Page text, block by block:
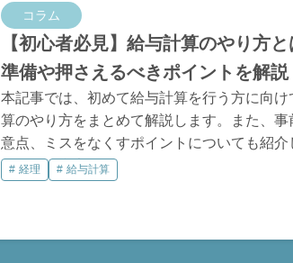
コラム
【初心者必見】給与計算のやり方
準備や押さえるべきポイントを解説
本記事では、初めて給与計算を行う方に向け
算のやり方をまとめて解説します。また、事
意点、ミスをなくすポイントについても紹介
で、ぜひ参考にしてください。
経理 給与計算